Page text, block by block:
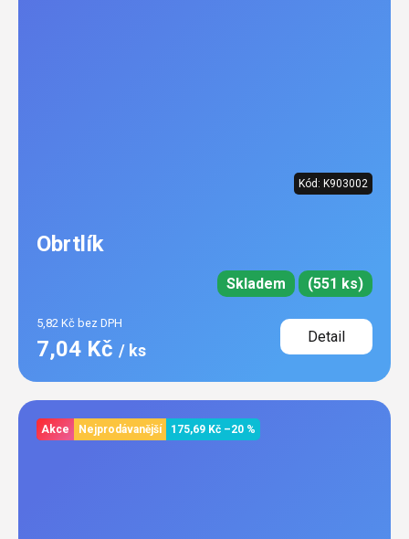
Kód: K903002
Obrtlík
Skladem (551 ks)
5,82 Kč bez DPH
7,04 Kč / ks
Detail
Akce Nejprodávanější 175,69 Kč –20 %